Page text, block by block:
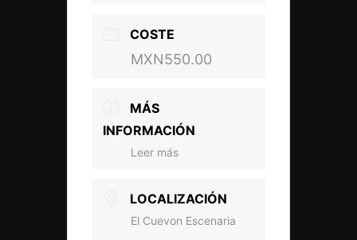
COSTE
MXN550.00
MÁS
INFORMACIÓN
Leer más
LOCALIZACIÓN
El Cuevon Escenaria